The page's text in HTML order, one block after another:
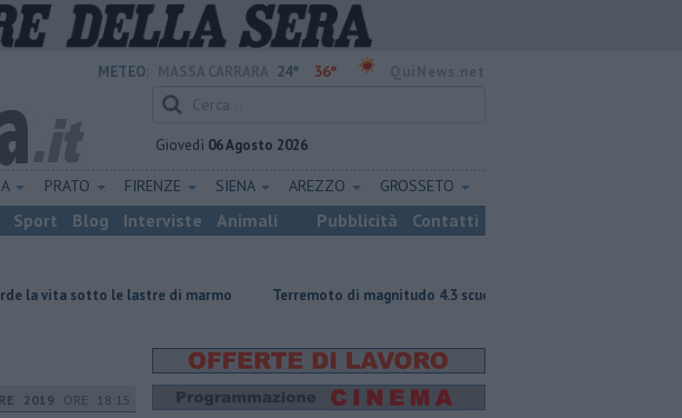
METEO: 24° 36°
Giovedì 06 Agosto 2026
PRATO FIRENZE SIENA AREZZO GROSSETO
Sport Blog Interviste Animali Pubblicità Contatti
lastre di marmo Terremoto di magnitudo 4.3 scuote la Toscana
2019 ORE 18:15